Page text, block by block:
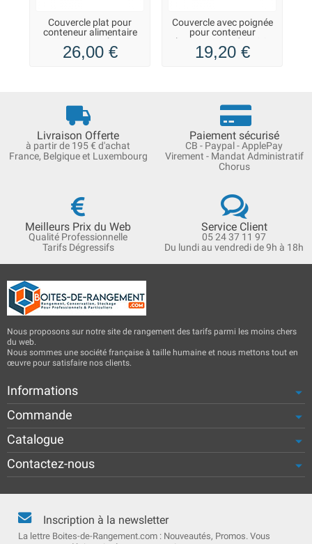
Couvercle plat pour
conteneur alimentaire
HACCP 75 L et baquet
50 L - blanc
26,00 €
Couvercle avec poignée
pour conteneur
alimentaire rond HACCP
50 L - blanc
19,20 €
Livraison Offerte
à partir de 195 € d'achat
France, Belgique et Luxembourg
Paiement sécurisé
CB - Paypal - ApplePay
Virement - Mandat Administratif
Chorus
Meilleurs Prix du Web
Qualité Professionnelle
Tarifs Dégressifs
Service Client
05 24 37 11 97
Du lundi au vendredi de 9h à 18h
Nous proposons sur notre site de rangement des tarifs parmi les moins chers
du web.
Nous sommes une société française à taille humaine et nous mettons tout en
œuvre pour satisfaire nos clients.
Informations
Commande
Catalogue
Contactez-nous
Inscription à la newsletter
La lettre Boites-de-Rangement.com : Nouveautés, Promos. Vous